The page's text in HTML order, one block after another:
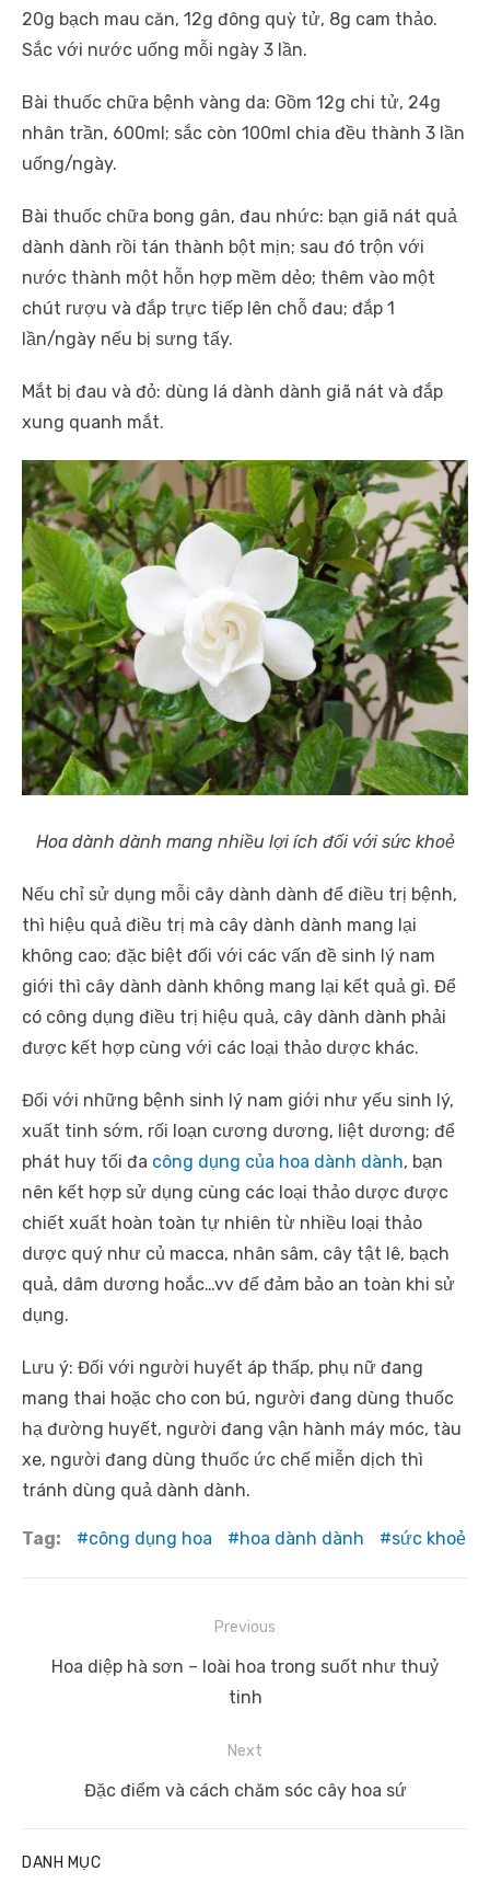
20g bạch mau căn, 12g đông quỳ tử, 8g cam thảo.
Sắc với nước uống mỗi ngày 3 lần.
Bài thuốc chữa bệnh vàng da: Gồm 12g chi tử, 24g
nhân trần, 600ml; sắc còn 100ml chia đều thành 3 lần
uống/ngày.
Bài thuốc chữa bong gân, đau nhức: bạn giã nát quả
dành dành rồi tán thành bột mịn; sau đó trộn với
nước thành một hỗn hợp mềm dẻo; thêm vào một
chút rượu và đắp trực tiếp lên chỗ đau; đắp 1
lần/ngày nếu bị sưng tấy.
Mắt bị đau và đỏ: dùng lá dành dành giã nát và đắp
xung quanh mắt.
Hoa dành dành mang nhiều lợi ích đối với sức khoẻ
Nếu chỉ sử dụng mỗi cây dành dành để điều trị bệnh,
thì hiệu quả điều trị mà cây dành dành mang lại
không cao; đặc biệt đối với các vấn đề sinh lý nam
giới thì cây dành dành không mang lại kết quả gì. Để
có công dụng điều trị hiệu quả, cây dành dành phải
được kết hợp cùng với các loại thảo dược khác.
Đối với những bệnh sinh lý nam giới như yếu sinh lý,
xuất tinh sớm, rối loạn cương dương, liệt dương; để
phát huy tối đa công dụng của hoa dành dành, bạn
nên kết hợp sử dụng cùng các loại thảo dược được
chiết xuất hoàn toàn tự nhiên từ nhiều loại thảo
dược quý như củ macca, nhân sâm, cây tật lê, bạch
quả, dâm dương hoắc…vv để đảm bảo an toàn khi sử
dụng.
Lưu ý: Đối với người huyết áp thấp, phụ nữ đang
mang thai hoặc cho con bú, người đang dùng thuốc
hạ đường huyết, người đang vận hành máy móc, tàu
xe, người đang dùng thuốc ức chế miễn dịch thì
tránh dùng quả dành dành.
Tag: công dụng hoa hoa dành dành sức khoẻ
hướng
Previous
Previous
Hoa diệp hà sơn – loài hoa trong suốt như thuỷ
tinh
Next
Next
Đặc điểm và cách chăm sóc cây hoa sứ
DANH MỤC